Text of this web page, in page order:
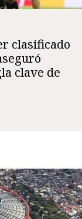
clasificado
clave de